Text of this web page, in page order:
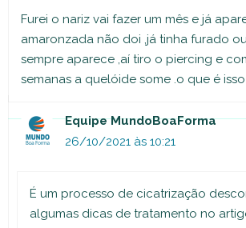
Furei o nariz vai fazer um mês e já
amaronzada não doi ,já tinha furado
sempre aparece ,aí tiro o piercing e
semanas a quelóide some .o que é isso
Equipe MundoBoaForma
26/10/2021 às 10:21
É um processo de cicatrização
algumas dicas de tratamento no